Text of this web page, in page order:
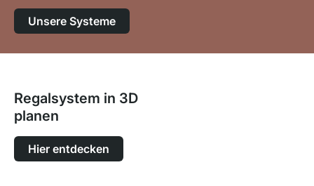
Unsere Systeme
Regalsystem in 3D
planen
Hier entdecken